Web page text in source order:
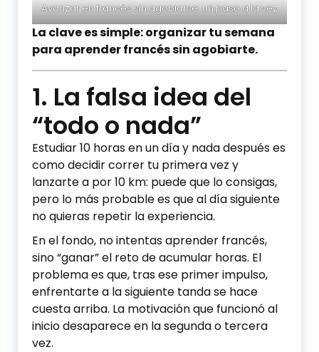
Avanzar en francés sin agobiarse: un paso a la vez
La clave es simple: organizar tu semana
para aprender francés sin agobiarte.
1. La falsa idea del
“todo o nada”
Estudiar 10 horas en un día y nada después es
como decidir correr tu primera vez y
lanzarte a por 10 km: puede que lo consigas,
pero lo más probable es que al día siguiente
no quieras repetir la experiencia.
En el fondo, no intentas aprender francés,
sino “ganar” el reto de acumular horas. El
problema es que, tras ese primer impulso,
enfrentarte a la siguiente tanda se hace
cuesta arriba. La motivación que funcionó al
inicio desaparece en la segunda o tercera
vez.